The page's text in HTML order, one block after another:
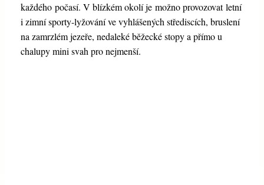
každého počasí. V blízkém okolí je možno provozovat letní
i zimní sporty-lyžování ve vyhlášených střediscích, bruslení
na zamrzlém jezeře, nedaleké běžecké stopy a přímo u
chalupy mini svah pro nejmenší.